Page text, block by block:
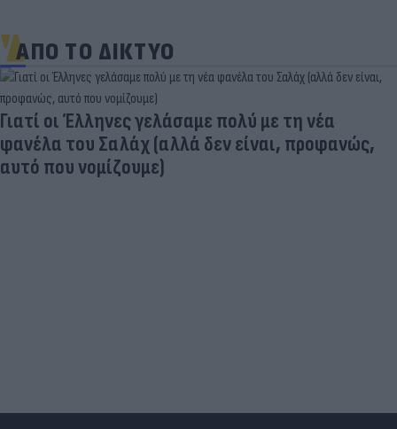
ΑΠΟ ΤΟ ΔΙΚΤΥΟ
Γιατί οι Έλληνες γελάσαμε πολύ με τη νέα
φανέλα του Σαλάχ (αλλά δεν είναι, προφανώς,
αυτό που νομίζουμε)